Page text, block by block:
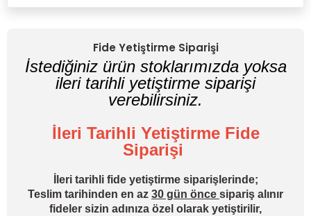
Fide Yetiştirme Siparişi
İstediğiniz ürün stoklarımızda yoksa
ileri tarihli yetiştirme siparişi
verebilirsiniz.
İleri Tarihli Yetiştirme Fide
Siparişi
İleri tarihli fide yetiştirme siparişlerinde;
Teslim tarihinden en az 30 gün önce sipariş alınır
fideler sizin adınıza özel olarak yetiştirilir,